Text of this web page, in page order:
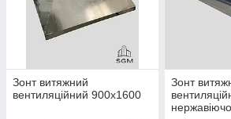
Зонт витяжний
вентиляційний 900х1600
Зонт